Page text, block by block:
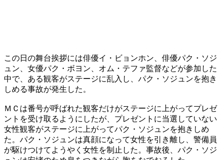
この日の舞台挨拶には俳優イ・ビョンホン、俳優パク・ソジ
ュン、女優パク・ボヨン、オム・テファ監督などが参加した
中で、ある観客がステージに乱入し、パク・ソジュンを抱き
しめる事故が発生した。
ＭＣは番号が呼ばれた観客だけがステージに上がってプレゼ
ントを受け取るようにしたが、プレゼントに当選していない
女性観客がステージに上がってパク・ソジュンを抱きしめ
た。パク・ソジュンは真顔になって女性を引き離し、警備員
が駆けつけてようやく女性を制止した。事故後、パク・ソジ